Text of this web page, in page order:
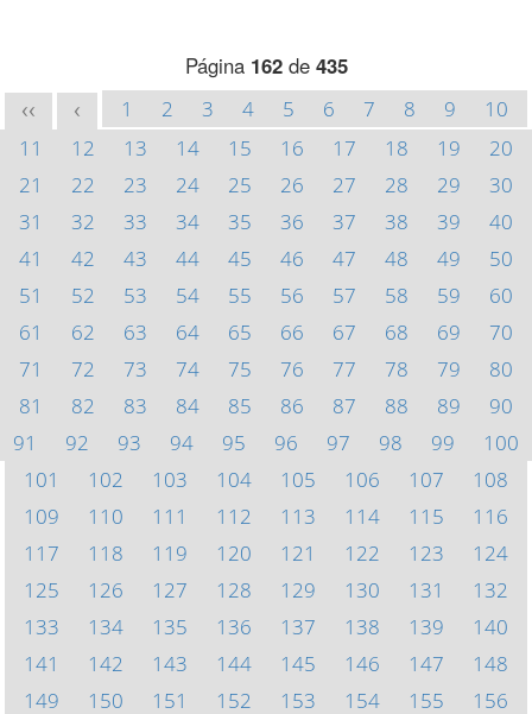
Página 162de 435
<< < 1 2 3 4 5 6 7 8 9
10
11
12 13 14 15 16 17 18 19
20
21
22 23 24 25 26 27 28 29
30
31
32 33 34 35 36 37 38 39
40
41
42 43 44 45 46 47 48 49
50
51
52 53 54 55 56 57 58 59
60
61
62 63 64 65 66 67 68 69
70
71
72 73 74 75 76 77 78 79
80
81
82 83 84 85 86 87 88 89
90
91
92 93 94 95 96 97 98 99
100
101
102 103 104 105 106 107
108
109
110 111 112 113 114 115
116
117
118 119 120 121 122 123
124
125
126 127 128 129 130 131
132
133
134 135 136 137 138 139
140
141
142 143 144 145 146 147
148
149
150 151 152 153 154 155
156